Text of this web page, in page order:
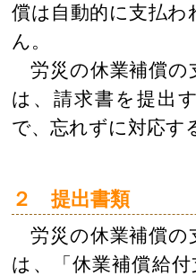
償は自動的に支払
ん。
労災の休業補償の
は、請求書を提出
で、忘れずに対応す
２ 提出書類
労災の休業補償の
は、「休業補償給